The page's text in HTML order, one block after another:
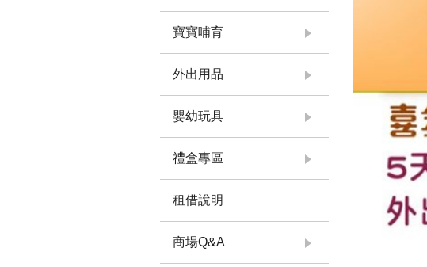
寶寶哺育
外出用品
嬰幼玩具
禮盒專區
租借說明
商場Q&A